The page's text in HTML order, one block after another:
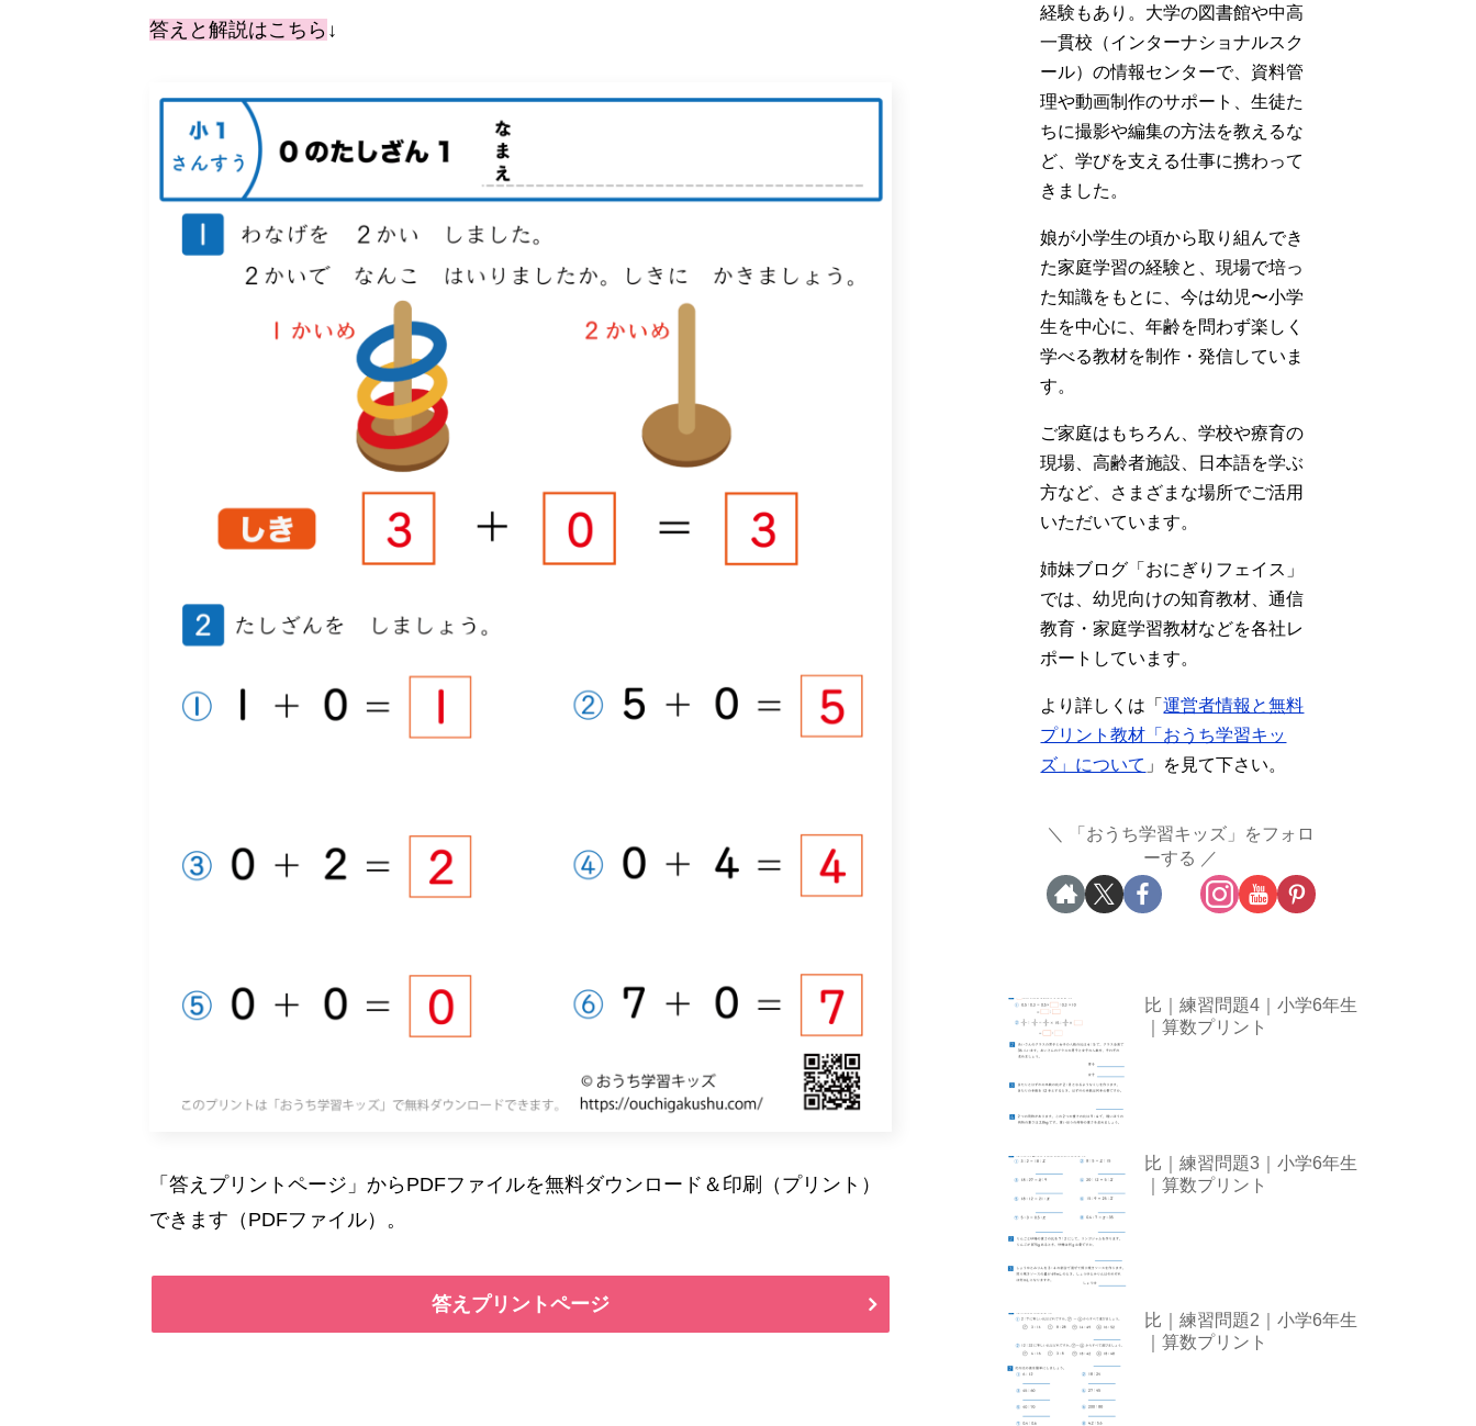
答えと解説はこちら ↓
「答えプリントページ」からPDFファイルを無料ダウンロード＆印刷（プリント）
できます（PDFファイル）。
答えプリントページ
経験もあり。大学の図書館や中高
一貫校（インターナショナルスク
ール）の情報センターで、資料管
理や動画制作のサポート、生徒た
ちに撮影や編集の方法を教えるな
ど、学びを支える仕事に携わって
きました。
娘が小学生の頃から取り組んでき
た家庭学習の経験と、現場で培っ
た知識をもとに、今は幼児〜小学
生を中心に、年齢を問わず楽しく
学べる教材を制作・発信していま
す。
ご家庭はもちろん、学校や療育の
現場、高齢者施設、日本語を学ぶ
方など、さまざまな場所でご活用
いただいています。
姉妹ブログ「おにぎりフェイス」
では、幼児向けの知育教材、通信
教育・家庭学習教材などを各社レ
ポートしています。
より詳しくは「運営者情報と無料
プリント教材「おうち学習キッ
ズ」について 」を見て下さい。
「おうち学習キッズ」をフォロ
ーする
比｜練習問題4｜小学6年生
｜算数プリント
比｜練習問題3｜小学6年生
｜算数プリント
比｜練習問題2｜小学6年生
｜算数プリント